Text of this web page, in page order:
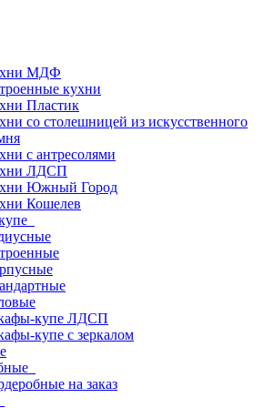
МДФ
кухни
Пластик
со столешницей из искусcтвенного
с антресолями
ЛДСП
Южный Город
Кошелев
купе ЛДСП
купе с зеркалом
на заказ